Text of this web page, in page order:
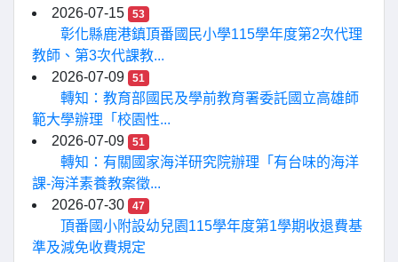
2026-07-15
53
彰化縣鹿港鎮頂番國民小學115學年度第2次代理
教師、第3次代課教...
2026-07-09
51
轉知：教育部國民及學前教育署委託國立高雄師
範大學辦理「校園性...
2026-07-09
51
轉知：有關國家海洋研究院辦理「有台味的海洋
課-海洋素養教案徵...
2026-07-30
47
頂番國小附設幼兒園115學年度第1學期收退費基
準及減免收費規定